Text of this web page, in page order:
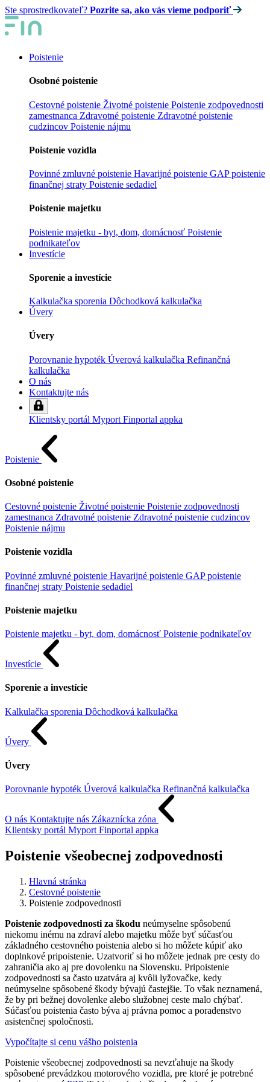
Ste sprostredkovateľ? Pozrite sa, ako vás vieme podporiť
Poistenie
Osobné poistenie
Cestovné poistenie Životné poistenie Poistenie zodpovednosti
zamestnanca Zdravotné poistenie Zdravotné poistenie
cudzincov Poistenie nájmu
Poistenie vozidla
Povinné zmluvné poistenie Havarijné poistenie GAP poistenie
finančnej straty Poistenie sedadiel
Poistenie majetku
Poistenie majetku - byt, dom, domácnosť Poistenie
podnikateľov
Investície
Sporenie a investície
Kalkulačka sporenia Dôchodková kalkulačka
Úvery
Úvery
Porovnanie hypoték Úverová kalkulačka Refinančná
kalkulačka
O nás
Kontaktujte nás
Klientsky portál Myport Finportal appka
Poistenie
Osobné poistenie
Cestovné poistenie Životné poistenie Poistenie zodpovednosti
zamestnanca Zdravotné poistenie Zdravotné poistenie cudzincov
Poistenie nájmu
Poistenie vozidla
Povinné zmluvné poistenie Havarijné poistenie GAP poistenie
finančnej straty Poistenie sedadiel
Poistenie majetku
Poistenie majetku - byt, dom, domácnosť Poistenie podnikateľov
Investície
Sporenie a investície
Kalkulačka sporenia Dôchodková kalkulačka
Úvery
Úvery
Porovnanie hypoték Úverová kalkulačka Refinančná kalkulačka
O nás Kontaktujte nás Zákaznícka zóna
Klientsky portál Myport Finportal appka
Poistenie všeobecnej zodpovednosti
Hlavná stránka
Cestovné poistenie
Poistenie zodpovednosti
Poistenie zodpovednosti za škodu neúmyselne spôsobenú
niekomu inému na zdraví alebo majetku môže byť súčasťou
základného cestovného poistenia alebo si ho môžete kúpiť ako
doplnkové pripoistenie. Uzatvoriť si ho môžete jednak pre cesty do
zahraničia ako aj pre dovolenku na Slovensku. Pripoistenie
zodpovednosti sa často uzatvára aj kvôli lyžovačke, kedy
neúmyselne spôsobené škody bývajú častejšie. To však neznamená,
že by pri bežnej dovolenke alebo služobnej ceste malo chýbať.
Súčasťou poistenia často býva aj právna pomoc a poradenstvo
asistenčnej spoločnosti.
Vypočítajte si cenu vášho poistenia
Poistenie všeobecnej zodpovednosti sa nevzťahuje na škody
spôsobené prevádzkou motorového vozidla, pre ktoré je potrebné